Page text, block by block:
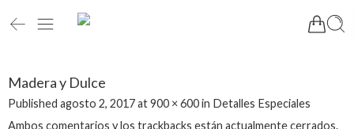
Madera y Dulce
Published agosto 2, 2017at900 × 600in Detalles Especiales
Ambos comentarios y los trackbacks están actualmente cerrados.